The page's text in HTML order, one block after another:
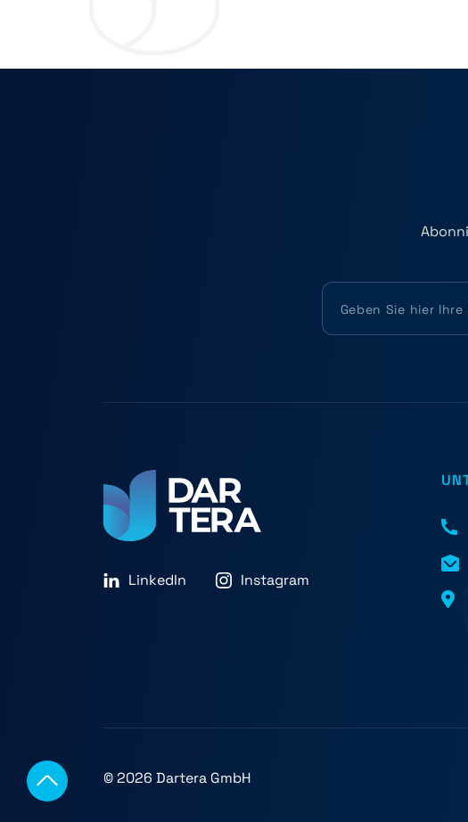
LinkedIn Instagram
© 2026 Dartera GmbH
scroll